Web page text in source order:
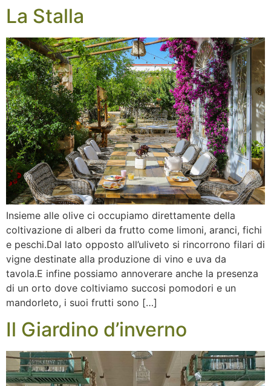
La Stalla
Insieme alle olive ci occupiamo direttamente della
coltivazione di alberi da frutto come limoni, aranci, fichi
e peschi.Dal lato opposto all’uliveto si rincorrono filari di
vigne destinate alla produzione di vino e uva da
tavola.E infine possiamo annoverare anche la presenza
di un orto dove coltiviamo succosi pomodori e un
mandorleto, i suoi frutti sono […]
Il Giardino d’inverno